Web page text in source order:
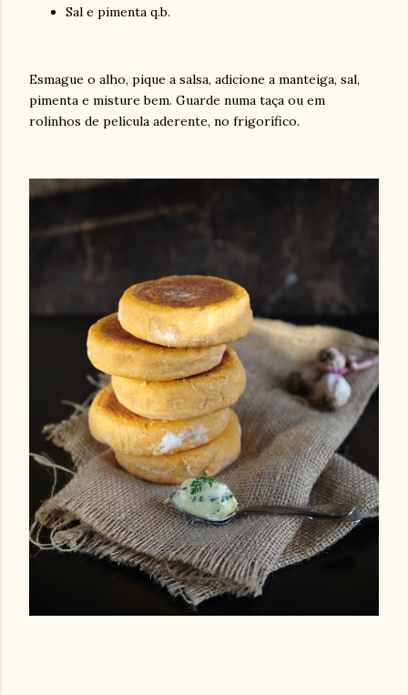
Sal e pimenta q.b.
Esmague o alho, pique a salsa, adicione a manteiga, sal,
pimenta e misture bem. Guarde numa taça ou em
rolinhos de película aderente, no frigorífico.